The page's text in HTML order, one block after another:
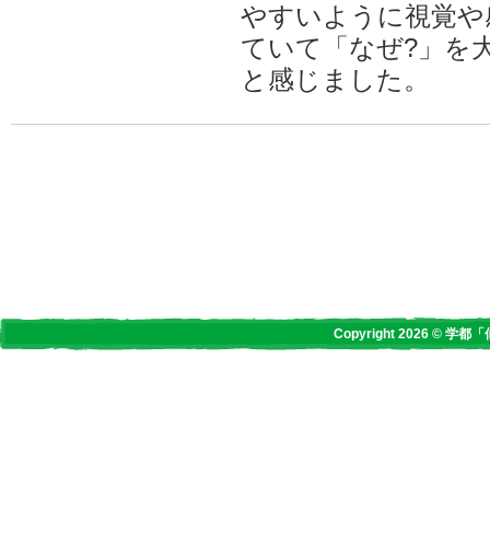
やすいように視覚
ていて「なぜ?」を
と感じました。
Copyright 2026 © 学都「